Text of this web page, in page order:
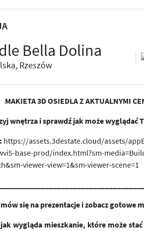
Bella Dolina
Rzeszów
MAKIETA 3D OSIEDLA Z AKTUALNYMI
wnętrza i sprawdź jak może wyglądać
https://assets.3destate.cloud/assets/
base-prod/index.html?sm-
viewer-view=1&sm-viewer-scene=1
się na prezentacje i zobacz gotowe
wygląda mieszkanie, które może